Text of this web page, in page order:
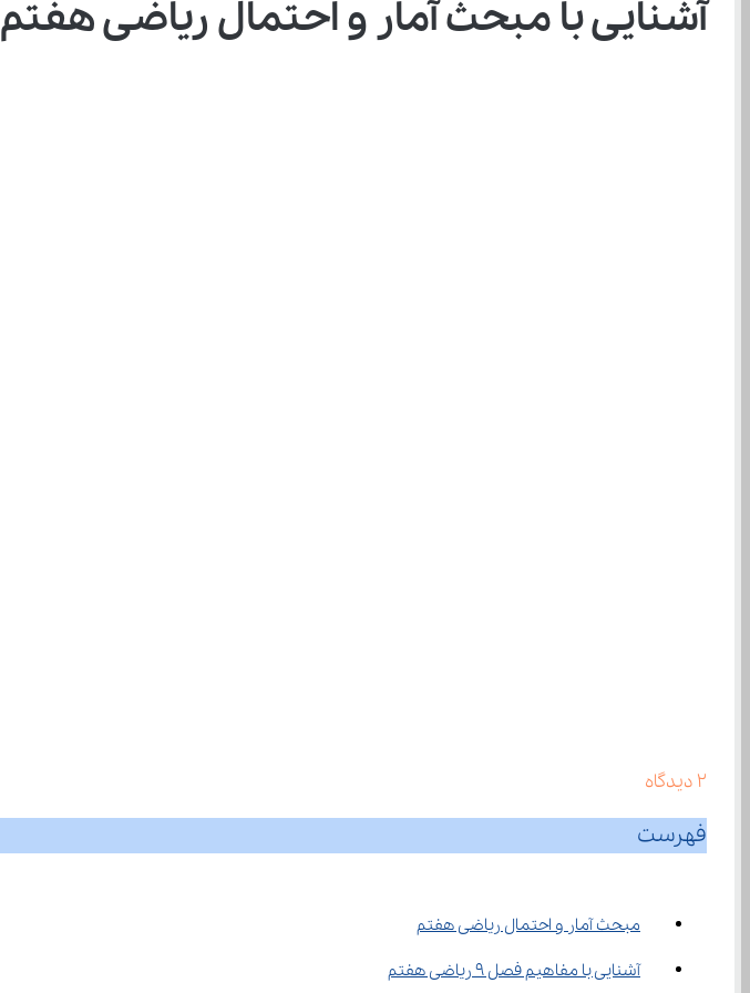
آشنایی با مبحث آمار و احتمال ریاضی هفتم
2 دیدگاه
فهرست
مبحث آمار و احتمال ریاضی هفتم
آشنایی با مفاهیم فصل ۹ ریاضی هفتم